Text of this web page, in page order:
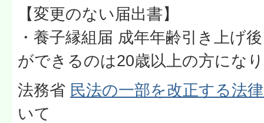
【変更のない届出書】
・養子縁組届 成年年齢引き上げ
ができるのは20歳以上の方にな
法務省 民法の一部を改正する法
いて